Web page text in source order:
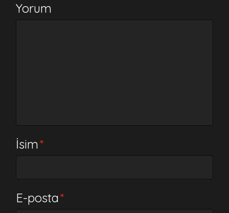
Yorum
İsim*
E-posta*